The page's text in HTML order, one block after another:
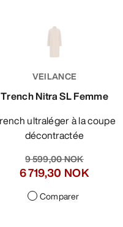
VEILANCE
Trench Nitra SL Femme
décontractée
9 599,00 NOK
6 719,30 NOK
Comparer